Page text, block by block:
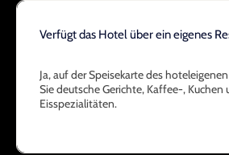
Verfügt das Hotel über ein eigenes
Ja, auf der Speisekarte des
Sie deutsche Gerichte, Kaffee-, Kuchen
Eisspezialitäten.